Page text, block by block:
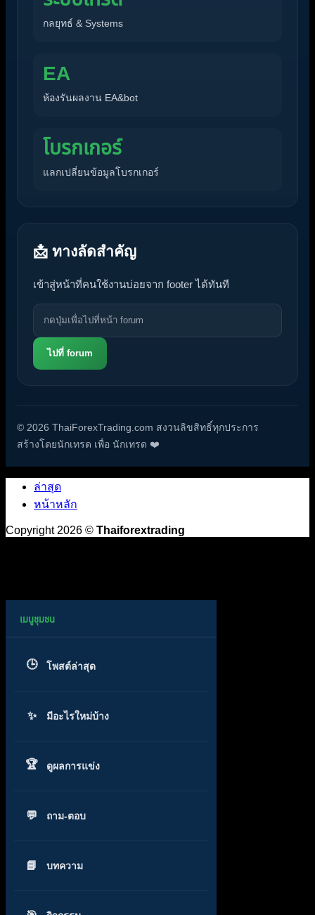
กลยุทธ์ & Systems
EA
ห้องรันผลงาน EA&bot
โบรกเกอร์
แลกเปลี่ยนข้อมูลโบรกเกอร์
📩 ทางลัดสำคัญ
เข้าสู่หน้าที่คนใช้งานบ่อยจาก footer ได้ทันที
ไปที่ forum
© 2026 ThaiForexTrading.com สงวนลิขสิทธิ์ทุกประการ
สร้างโดยนักเทรด เพื่อ นักเทรด ❤️
ล่าสุด
หน้าหลัก
Copyright 2026 © Thaiforextrading
โพสต์ล่าสุด
มีอะไรใหม่บ้าง
ดูผลการแข่ง
ถาม-ตอบ
บทความ